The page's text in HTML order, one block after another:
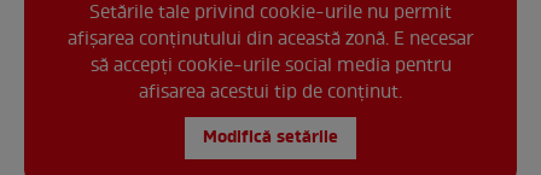
Setările tale privind cookie-urile nu permit
afișarea conținutului din această zonă. E necesar
să accepți cookie-urile social media pentru
afisarea acestui tip de conținut.
Modifică setările